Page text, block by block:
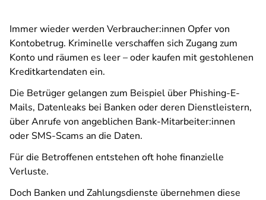
Immer wieder werden Verbraucher:innen Opfer von
Kontobetrug. Kriminelle verschaffen sich Zugang zum
Konto und räumen es leer – oder kaufen mit gestohlenen
Kreditkartendaten ein.
Die Betrüger gelangen zum Beispiel über Phishing-E-
Mails, Datenleaks bei Banken oder deren Dienstleistern,
über Anrufe von angeblichen Bank-Mitarbeiter:innen
oder SMS-Scams an die Daten.
Für die Betroffenen entstehen oft hohe finanzielle
Verluste.
Doch Banken und Zahlungsdienste übernehmen diese